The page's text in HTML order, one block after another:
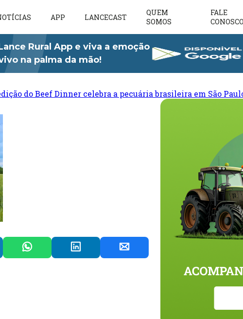
APP LANCECAST
QUEM
SOMOS
FALE
CONOSCO
Rural App e viva a emoção
na palma da mão!
do Beef Dinner celebra a pecuária brasileira em São